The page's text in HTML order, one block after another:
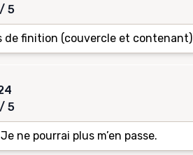
5
de finition (couvercle et contenant)
5
ne pourrai plus m’en passe.